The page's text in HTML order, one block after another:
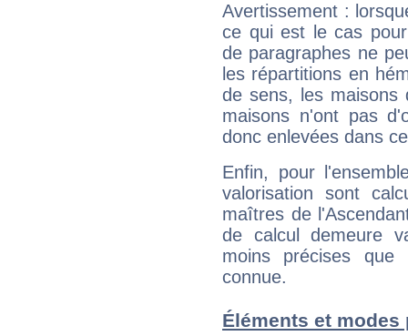
Avertissement :
ce qui est le cas
de paragraphes ne
les répartitions en
de sens, les maisons
maisons n'ont pas
donc enlevées dans
Enfin, pour
valorisation sont
maîtres de
de calcul demeure
moins précises que
connue.
Éléments et modes